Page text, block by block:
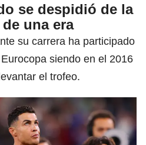
se despidió de la
una era
su carrera ha participado
siendo en el 2016
el trofeo.